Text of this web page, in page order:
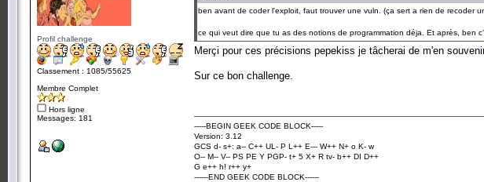
Profil challenge
Classement : 1085/55625
Membre Complet
Hors ligne
Messages: 181
ben avant de coder l'exploit, faut trouver une vuln. (ça sert a rien de recoder
ce qui veut dire que tu as des notions de programmation déja. Et après, ben
Merçi pour ces précisions pepekiss je tâcherai de m'en
Sur ce bon challenge.
-----BEGIN GEEK CODE BLOCK-----
Version: 3.12
GCS d- s+: a-- C++ UL- P L++ E--- W++ N+ o K- w
O-- M-- V-- PS PE Y PGP- t+ 5 X+ R tv- b++ DI D++
G e++ h! r++ y+
------END GEEK CODE BLOCK------